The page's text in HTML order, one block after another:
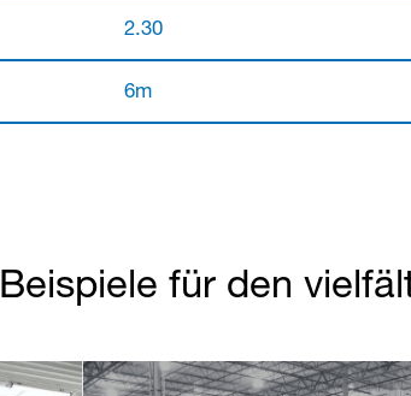
2.30
6m
Beispiele für den